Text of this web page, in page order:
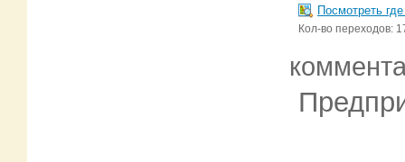
Посмотреть
Кол-во переходов: